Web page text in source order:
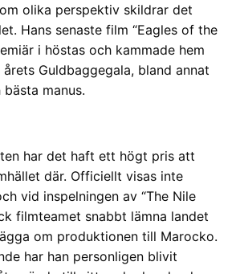
olika perspektiv skildrar det
Hans senaste film “Eagles of the
i höstas och kammade hem
Guldbaggegala, bland annat
manus.
har det haft ett högt pris att
där. Officiellt visas inte
vid inspelningen av “The Nile
filmteamet snabbt lämna landet
om produktionen till Marocko.
har han personligen blivit